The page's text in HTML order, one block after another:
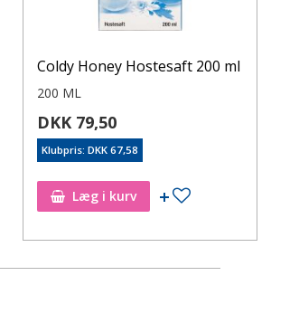
Coldy Honey Hostesaft 200 ml
200 ML
DKK 79,50
Klubpris: DKK 67,58
Læg i kurv